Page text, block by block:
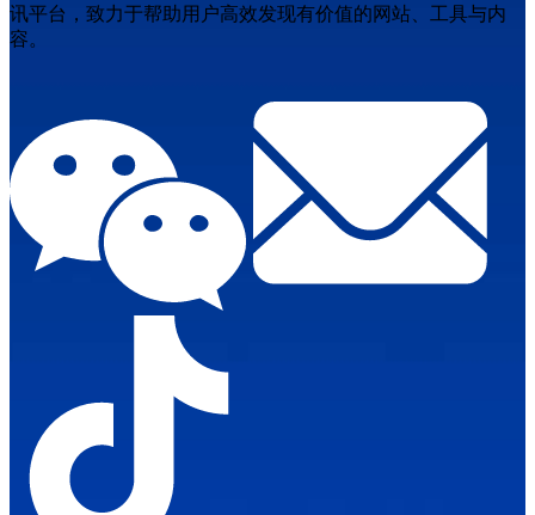
讯平台，致力于帮助用户高效发现有价值的网站、工具与内
容。